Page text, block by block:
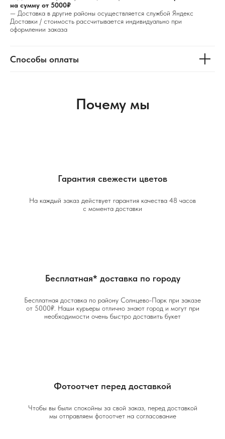
на сумму от 5000₽
— Доставка в другие районы осуществляется службой Яндекс
Доставки / стоимость рассчитывается индивидуально при
оформлении заказа
Способы оплаты
Почему мы
Гарантия свежести цветов
На каждый заказ действует гарантия качества 48 часов
с момента доставки
Бесплатная* доставка по городу
Бесплатная доставка по району Солнцево-Парк при заказе
от 5000₽. Наши курьеры отлично знают город и могут при
необходимости очень быстро доставить букет
Фотоотчет перед доставкой
Чтобы вы были спокойны за свой заказ, перед доставкой
мы отправляем фотоотчет на согласование